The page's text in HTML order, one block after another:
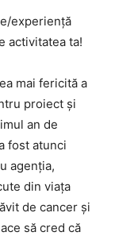
experiență
activitatea ta!
mai fericită a
proiect și
an de
fost atunci
agenția,
din viața
de cancer și
să cred că